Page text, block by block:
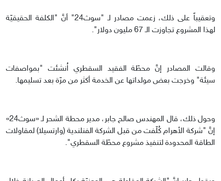
وتعقيباً على ذلك، زعمت مصادر لـ "سوث24" أنَّ "الكلفة الحقيقيّة
لهذا المشروع تجاوزت الـ 67 مليون دولار".
وقالت المصادر إنَّ محطّة الفقيد السقطري اُنشئت "بمواصفات
سيئة" وخرجت بعض مولداتها عن الخدمة أكثر من مرّة بعد تسليمها.
وحول ذلك، قال المهندس صالح جابر، مدير محطة الشحر لـ «سوث24»
إنَّ "شركة الأهرام كُلّفت من قبل الشركة الفنلندية (وارتسيلا) لمقاولات
الطاقة المحدودة لتنفيذ مشروع محطّة السقطري".